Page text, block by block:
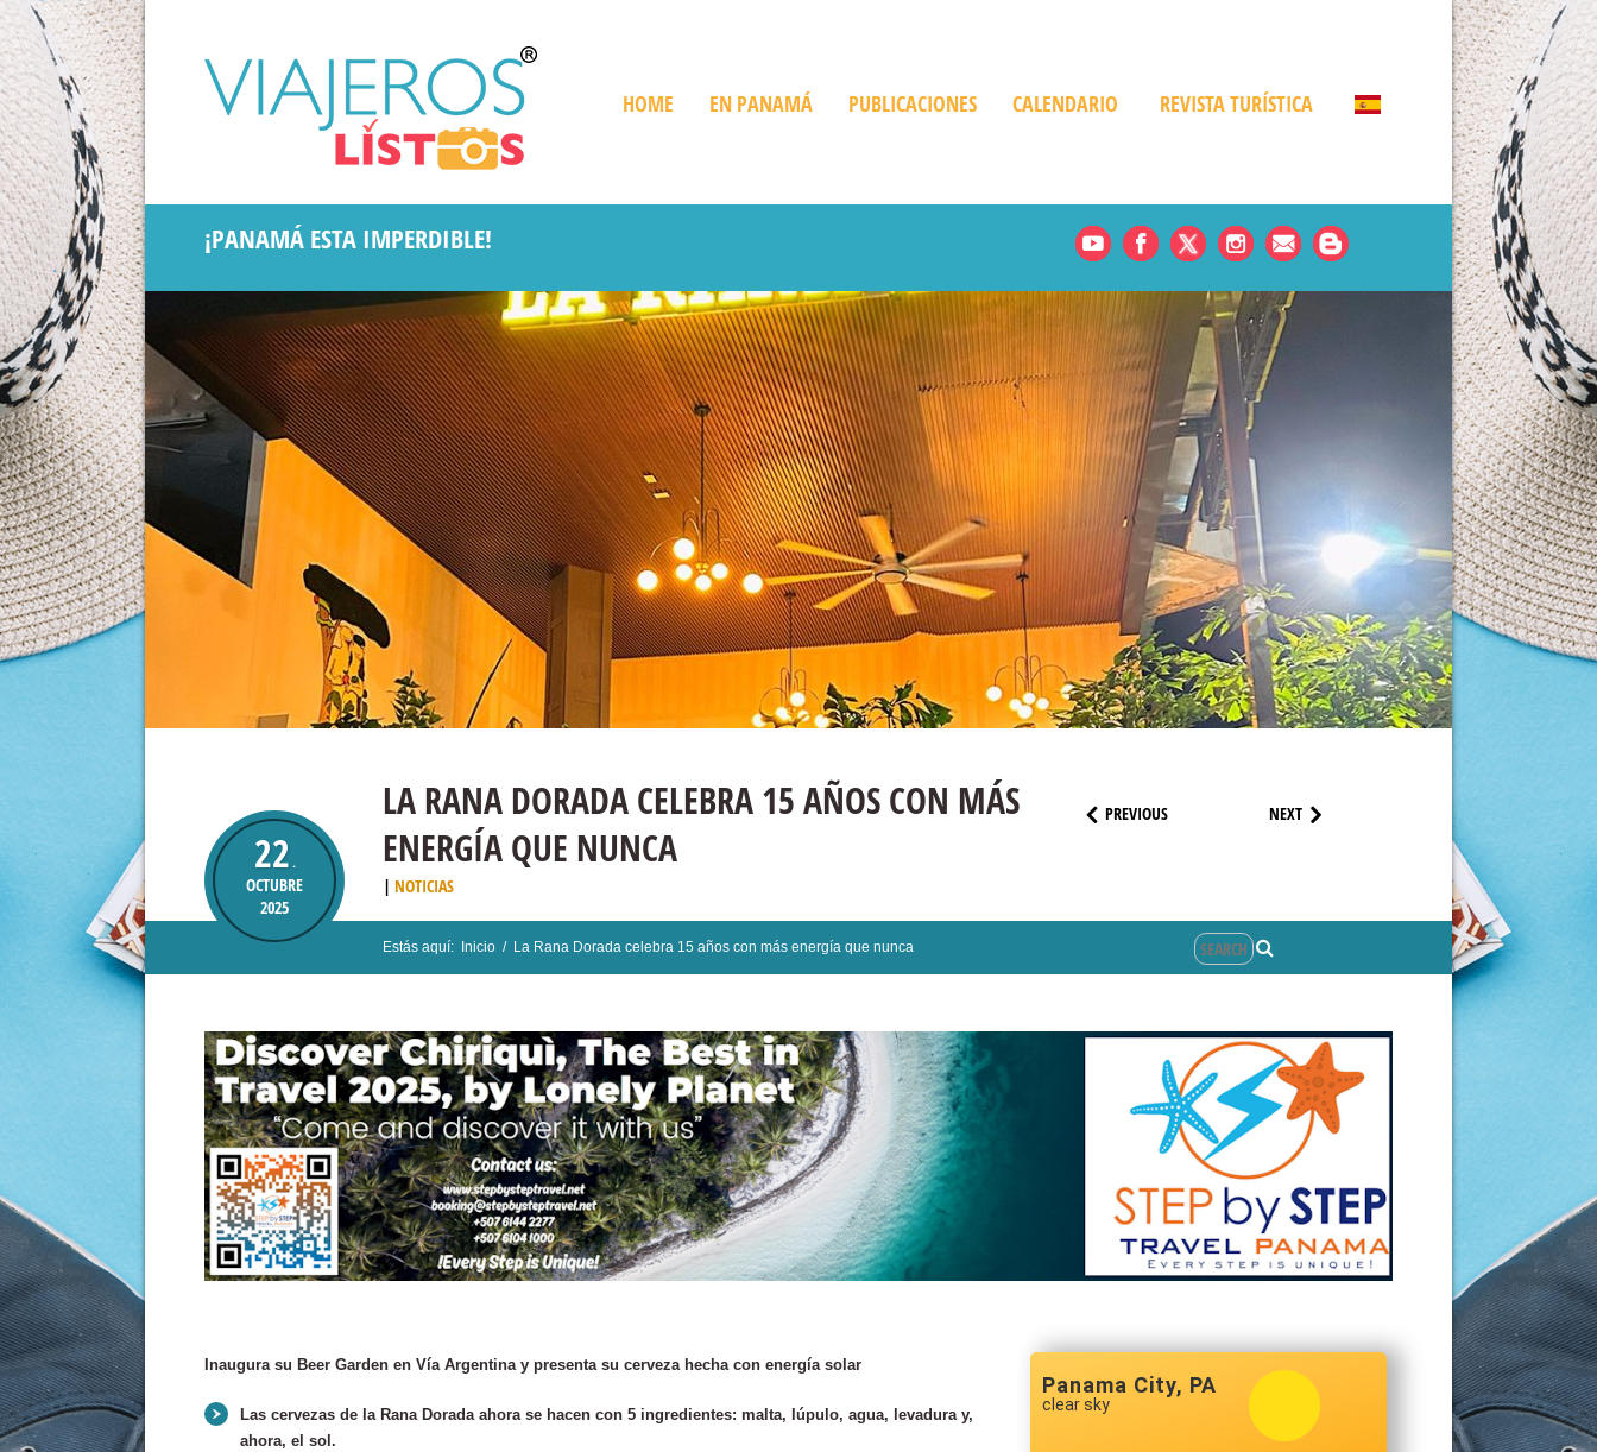
HOME EN PANAMÁ
Turismo Verde
PUBLICACIONES CALENDARIO REVISTA TURÍSTICA
¡PANAMÁ ESTA IMPERDIBLE!
22.
OCTUBRE
2025
LA RANA DORADA CELEBRA 15 AÑOS CON MÁS
ENERGÍA QUE NUNCA
NOTICIAS
PREVIOUS NEXT
Estás aquí: Inicio / La Rana Dorada celebra 15 años con más energía que nunca
Inaugura su Beer Garden en Vía Argentina y presenta su cerveza hecha con energía solar
Las cervezas de la Rana Dorada ahora se hacen con 5 ingredientes: malta, lúpulo, agua, levadura y,
ahora, el sol.
Panama City, PA
clear sky